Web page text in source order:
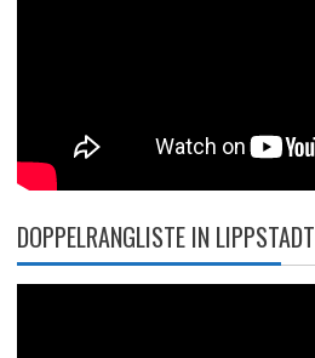
DOPPELRANGLISTE IN LIPPSTADT